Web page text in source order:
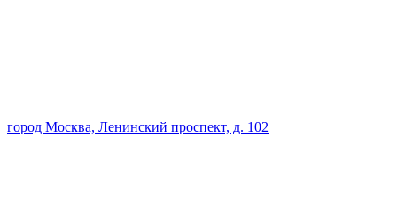
город Москва, Ленинский проспект, д. 102